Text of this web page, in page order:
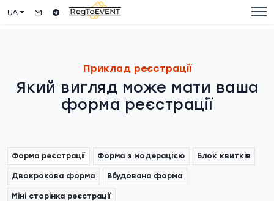
UA
Приклад реєстрації
Який вигляд може мати ваша
форма реєстрації
Форма реєстрації Форма з модерацією Блок квитків
Двокрокова форма Вбудована форма
Міні сторінка реєстрації